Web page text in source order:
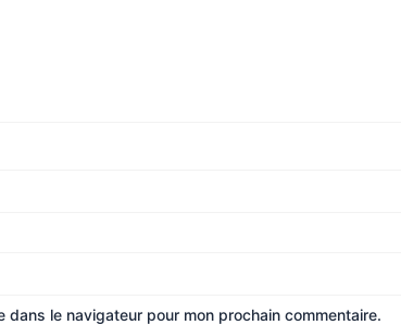
dans le navigateur pour mon prochain commentaire.